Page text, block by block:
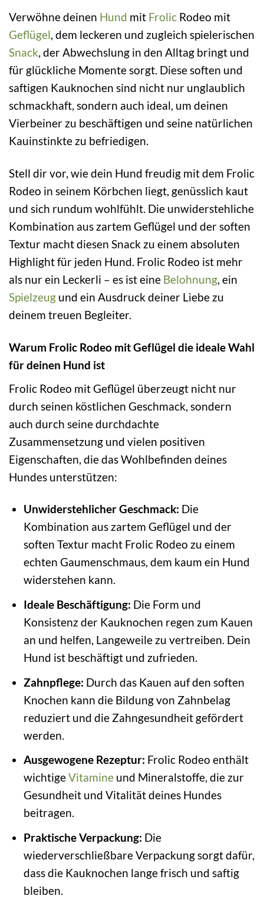
Verwöhne deinen Hund mit Frolic Rodeo mit
Geflügel, dem leckeren und zugleich spielerischen
Snack, der Abwechslung in den Alltag bringt und
für glückliche Momente sorgt. Diese soften und
saftigen Kauknochen sind nicht nur unglaublich
schmackhaft, sondern auch ideal, um deinen
Vierbeiner zu beschäftigen und seine natürlichen
Kauinstinkte zu befriedigen.
Stell dir vor, wie dein Hund freudig mit dem Frolic
Rodeo in seinem Körbchen liegt, genüsslich kaut
und sich rundum wohlfühlt. Die unwiderstehliche
Kombination aus zartem Geflügel und der soften
Textur macht diesen Snack zu einem absoluten
Highlight für jeden Hund. Frolic Rodeo ist mehr
als nur ein Leckerli – es ist eine Belohnung, ein
Spielzeug und ein Ausdruck deiner Liebe zu
deinem treuen Begleiter.
Warum Frolic Rodeo mit Geflügel die ideale Wahl
für deinen Hund ist
Frolic Rodeo mit Geflügel überzeugt nicht nur
durch seinen köstlichen Geschmack, sondern
auch durch seine durchdachte
Zusammensetzung und vielen positiven
Eigenschaften, die das Wohlbefinden deines
Hundes unterstützen:
Unwiderstehlicher Geschmack: Die
Kombination aus zartem Geflügel und der
soften Textur macht Frolic Rodeo zu einem
echten Gaumenschmaus, dem kaum ein Hund
widerstehen kann.
Ideale Beschäftigung: Die Form und
Konsistenz der Kauknochen regen zum Kauen
an und helfen, Langeweile zu vertreiben. Dein
Hund ist beschäftigt und zufrieden.
Zahnpflege: Durch das Kauen auf den soften
Knochen kann die Bildung von Zahnbelag
reduziert und die Zahngesundheit gefördert
werden.
Ausgewogene Rezeptur: Frolic Rodeo enthält
wichtigeVitamineund Mineralstoffe, die zur
Gesundheit und Vitalität deines Hundes
beitragen.
Praktische Verpackung: Die
wiederverschließbare Verpackung sorgt dafür,
dass die Kauknochen lange frisch und saftig
bleiben.